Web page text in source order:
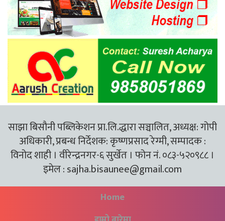
साझा बिसौनी पब्लिकेशन प्रा.लि.द्धारा सञ्चालित, अध्यक्ष: गोपी
अधिकारी, प्रबन्ध निर्देशक: कृष्णप्रसाद रेग्मी, सम्पादक :
विनोद शाही । वीरेन्द्रनगर-६ सुर्खेत । फोन नं. ०८३-५२०९८८ ।
इमेल :sajha.bisaunee@gmail.com
Home